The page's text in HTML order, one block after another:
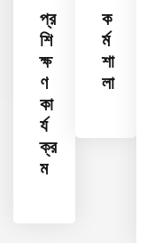
প্র
শি
ক্ষ
ণ
কা
র্য
ক্র
ম
ক
র্ম
শা
লা